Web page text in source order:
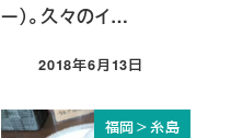
ー）。久々のイ…
投稿日
2018年6月13日
福岡＞糸島